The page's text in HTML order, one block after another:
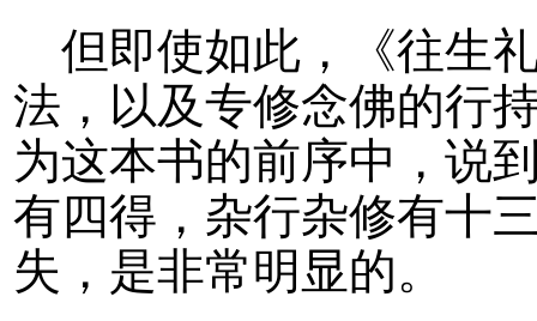
但即使如此，《往生
法，以及专修念佛的行
为这本书的前序中，说
有四得，杂行杂修有十
失，是非常明显的。